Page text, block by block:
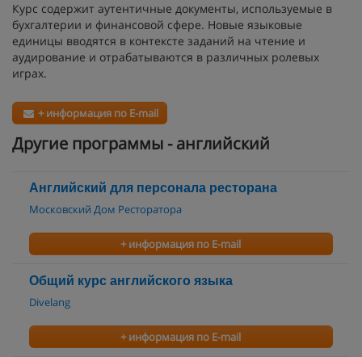
Курс содержит аутентичные документы, используемые в
бухгалтерии и финансовой сфере. Новые языковые
единицы вводятся в контексте заданий на чтение и
аудирование и отрабатываются в различных ролевых
играх.
+ информация по E-mail
Другие программы - английский
Английский для персонала ресторана
Московский Дом Ресторатора
+ информация по E-mail
Общий курс английского языка
Divelang
+ информация по E-mail